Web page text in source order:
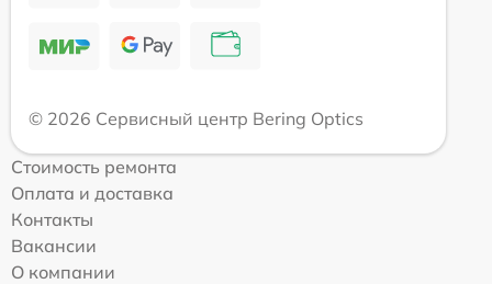
© 2026 Сервисный центр Bering Optics
Стоимость ремонта
Оплата и доставка
Контакты
Вакансии
О компании